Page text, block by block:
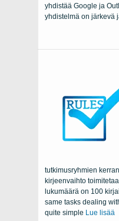
yhdistää Google ja
yhdistelmä on järkevä
tutkimusryhmien
kirjeenvaihto
lukumäärä on 100
same tasks dealing
quite simple Lue lisää